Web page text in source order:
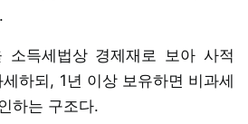
소득세법상 경제재로 보아 사적
하되, 1년 이상 보유하면 비과세
하는 구조다.